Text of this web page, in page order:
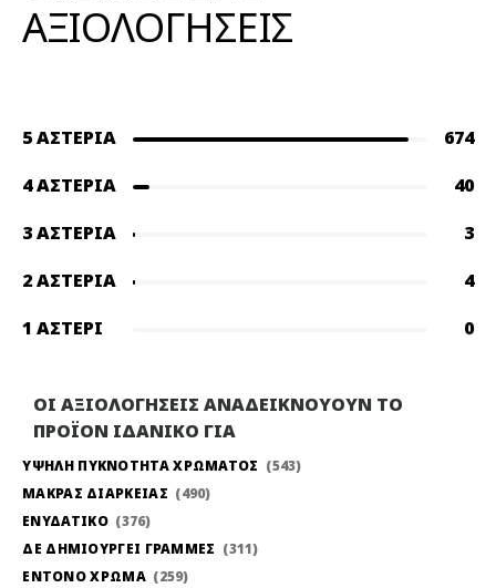
ΑΞΙΟΛΟΓΗΣΕΙΣ
5 ΑΣΤΈΡΙΑ
674
4 ΑΣΤΈΡΙΑ
40
3 ΑΣΤΈΡΙΑ
3
2 ΑΣΤΈΡΙΑ
4
1 ΑΣΤΈΡΙ
0
ΟΙ ΑΞΙΟΛΟΓΗΣΕΙΣ ΑΝΑΔΕΙΚΝΟΥΟΥΝ ΤΟ
ΠΡΟΪΟΝ ΙΔΑΝΙΚΟ ΓΙΑ
ΥΨΗΛΗ ΠΥΚΝΟΤΗΤΑ ΧΡΩΜΑΤΟΣ
543
ΜΑΚΡΑΣ ΔΙΑΡΚΕΙΑΣ
490
ΕΝΥΔΑΤΙΚΟ
376
ΔΕ ΔΗΜΙΟΥΡΓΕΙ ΓΡΑΜΜΕΣ
311
ΕΝΤΟΝΟ ΧΡΩΜΑ
259